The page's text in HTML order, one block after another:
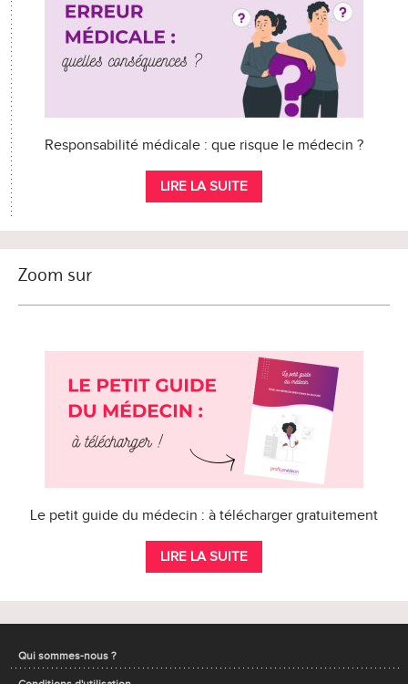
Responsabilité médicale : que risque le médecin ?
LIRE LA SUITE
Zoom sur
Le petit guide du médecin : à télécharger gratuitement
LIRE LA SUITE
Qui sommes-nous ?